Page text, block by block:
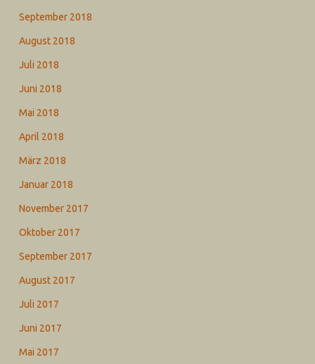
September 2018
August 2018
Juli 2018
Juni 2018
Mai 2018
April 2018
März 2018
Januar 2018
November 2017
Oktober 2017
September 2017
August 2017
Juli 2017
Juni 2017
Mai 2017